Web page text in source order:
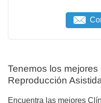
Tenemos los
Reproducción
Encuentra las mejores